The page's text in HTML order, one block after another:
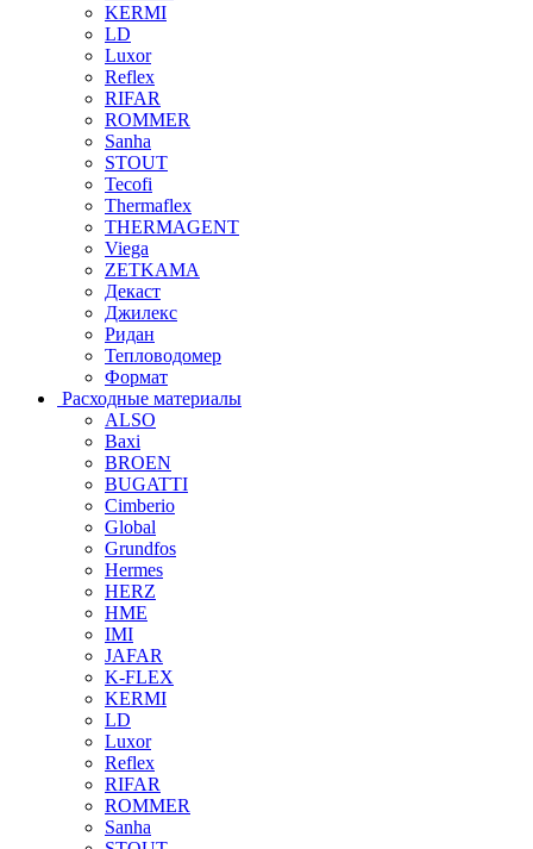
KERMI
LD
Luxor
Reflex
RIFAR
ROMMER
Sanha
STOUT
Tecofi
Thermaflex
THERMAGENT
Viega
ZETKAMA
Декаст
Джилекс
Ридан
Тепловодомер
Формат
Расходные материалы
ALSO
Baxi
BROEN
BUGATTI
Cimberio
Global
Grundfos
Hermes
HERZ
HME
IMI
JAFAR
K-FLEX
KERMI
LD
Luxor
Reflex
RIFAR
ROMMER
Sanha